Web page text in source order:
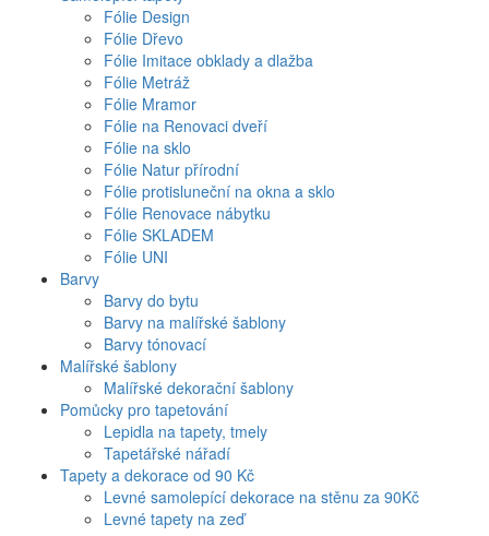
Fólie Design
Fólie Dřevo
Fólie Imitace obklady a dlažba
Fólie Metráž
Fólie Mramor
Fólie na Renovaci dveří
Fólie na sklo
Fólie Natur přírodní
Fólie protisluneční na okna a sklo
Fólie Renovace nábytku
Fólie SKLADEM
Fólie UNI
Barvy
Barvy do bytu
Barvy na malířské šablony
Barvy tónovací
Malířské šablony
Malířské dekorační šablony
Pomůcky pro tapetování
Lepidla na tapety, tmely
Tapetářské nářadí
Tapety a dekorace od 90 Kč
Levné samolepící dekorace na stěnu za 90Kč
Levné tapety na zeď